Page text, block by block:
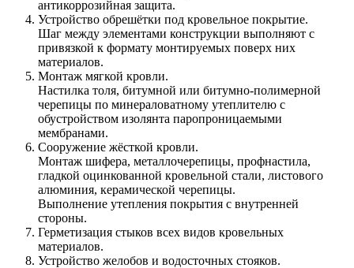
антикоррозийная защита.
Устройство обрешётки под кровельное покрытие.
Шаг между элементами конструкции выполняют с
привязкой к формату монтируемых поверх них
материалов.
Монтаж мягкой кровли.
Настилка толя, битумной или битумно-полимерной
черепицы по минераловатному утеплителю с
обустройством изолянта паропроницаемыми
мембранами.
Сооружение жёсткой кровли.
Монтаж шифера, металлочерепицы, профнастила,
гладкой оцинкованной кровельной стали, листового
алюминия, керамической черепицы.
Выполнение утепления покрытия с внутренней
стороны.
Герметизация стыков всех видов кровельных
материалов.
Устройство желобов и водосточных стояков.